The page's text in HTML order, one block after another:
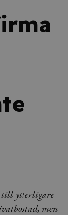
till ytterligare
men